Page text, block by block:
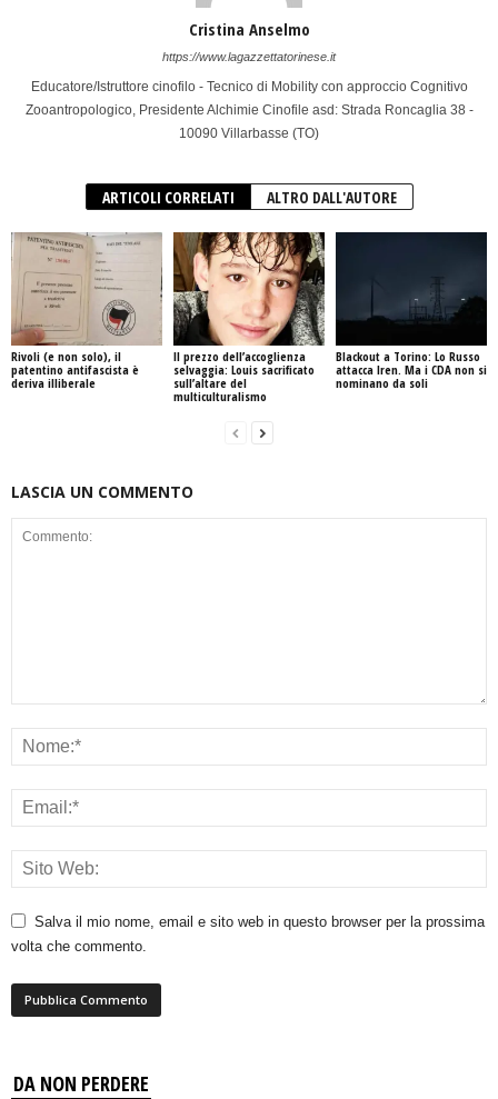
Cristina Anselmo
https://www.lagazzettatorinese.it
Educatore/Istruttore cinofilo - Tecnico di Mobility con approccio Cognitivo
Zooantropologico, Presidente Alchimie Cinofile asd: Strada Roncaglia 38 -
10090 Villarbasse (TO)
ARTICOLI CORRELATI ALTRO DALL'AUTORE
Rivoli (e non solo), il
patentino antifascista è
deriva illiberale
Il prezzo dell’accoglienza
selvaggia: Louis sacrificato
sull’altare del
multiculturalismo
Blackout a Torino: Lo Russo
attacca Iren. Ma i CDA non si
nominano da soli
LASCIA UN COMMENTO
Salva il mio nome, email e sito web in questo browser per la prossima
volta che commento.
DA NON PERDERE